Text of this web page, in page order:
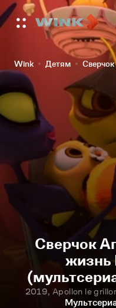
Wink Детям
Сверчок
жизнь
серия 23
2019, Apollon le